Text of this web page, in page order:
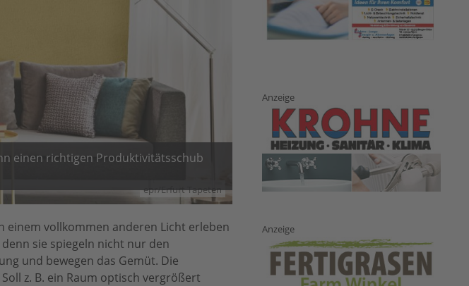
epr/Erfurt Tapeten
einen richtigen Produktivitätsschub
einem vollkommen anderen Licht erleben
sie spiegeln nicht nur den
und bewegen das Gemüt. Die
z. B. ein Raum optisch vergrößert
Anzeige
Anzeige